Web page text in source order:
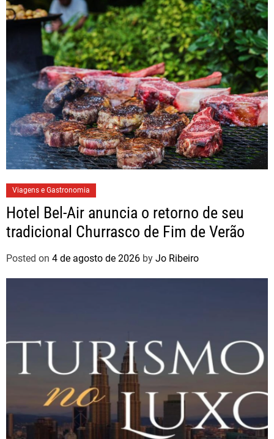
Viagens e Gastronomia
Hotel Bel-Air anuncia o retorno de seu
tradicional Churrasco de Fim de Verão
Posted on 4 de agosto de 2026 by Jo Ribeiro